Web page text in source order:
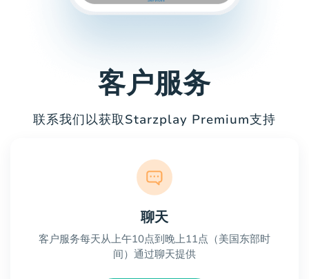
客户服务
联系我们以获取Starzplay Premium支持
聊天
客户服务每天从上午10点到晚上11点（美国东部时
间）通过聊天提供